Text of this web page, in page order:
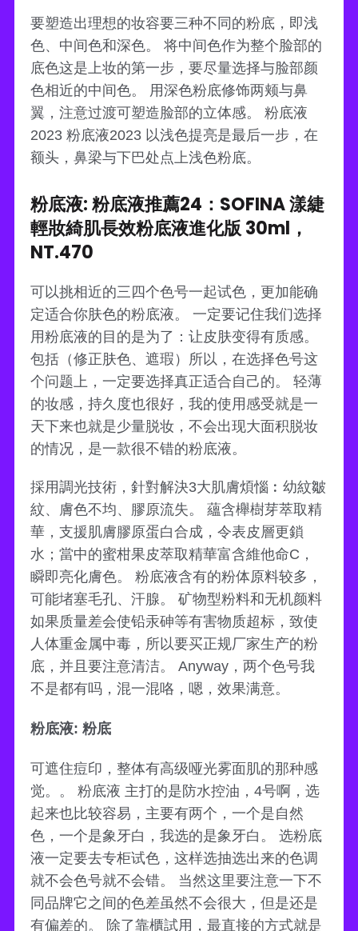
要塑造出理想的妆容要三种不同的粉底，即浅
色、中间色和深色。 将中间色作为整个脸部的
底色这是上妆的第一步，要尽量选择与脸部颜
色相近的中间色。 用深色粉底修饰两颊与鼻
翼，注意过渡可塑造脸部的立体感。 粉底液
2023 粉底液2023 以浅色提亮是最后一步，在
额头，鼻梁与下巴处点上浅色粉底。
粉底液: 粉底液推薦24：SOFINA 漾緁
輕妝綺肌長效粉底液進化版 30ml，
NT.470
可以挑相近的三四个色号一起试色，更加能确
定适合你肤色的粉底液。 一定要记住我们选择
用粉底液的目的是为了：让皮肤变得有质感。
包括（修正肤色、遮瑕）所以，在选择色号这
个问题上，一定要选择真正适合自己的。 轻薄
的妆感，持久度也很好，我的使用感受就是一
天下来也就是少量脱妆，不会出现大面积脱妆
的情况，是一款很不错的粉底液。
採用調光技術，針對解決3大肌膚煩惱︰幼紋皺
紋、膚色不均、膠原流失。 蘊含櫸樹芽萃取精
華，支援肌膚膠原蛋白合成，令表皮層更鎖
水；當中的蜜柑果皮萃取精華富含維他命C，
瞬即亮化膚色。 粉底液含有的粉体原料较多，
可能堵塞毛孔、汗腺。 矿物型粉料和无机颜料
如果质量差会使铅汞砷等有害物质超标，致使
人体重金属中毒，所以要买正规厂家生产的粉
底，并且要注意清洁。 Anyway，两个色号我
不是都有吗，混一混咯，嗯，效果满意。
粉底液: 粉底
可遮住痘印，整体有高级哑光雾面肌的那种感
觉。。 粉底液 主打的是防水控油，4号啊，选
起来也比较容易，主要有两个，一个是自然
色，一个是象牙白，我选的是象牙白。 选粉底
液一定要去专柜试色，这样选抽选出来的色调
就不会色号就不会错。 当然这里要注意一下不
同品牌它之间的色差虽然不会很大，但是还是
有偏差的。 除了靠櫃試用，最直接的方式就是